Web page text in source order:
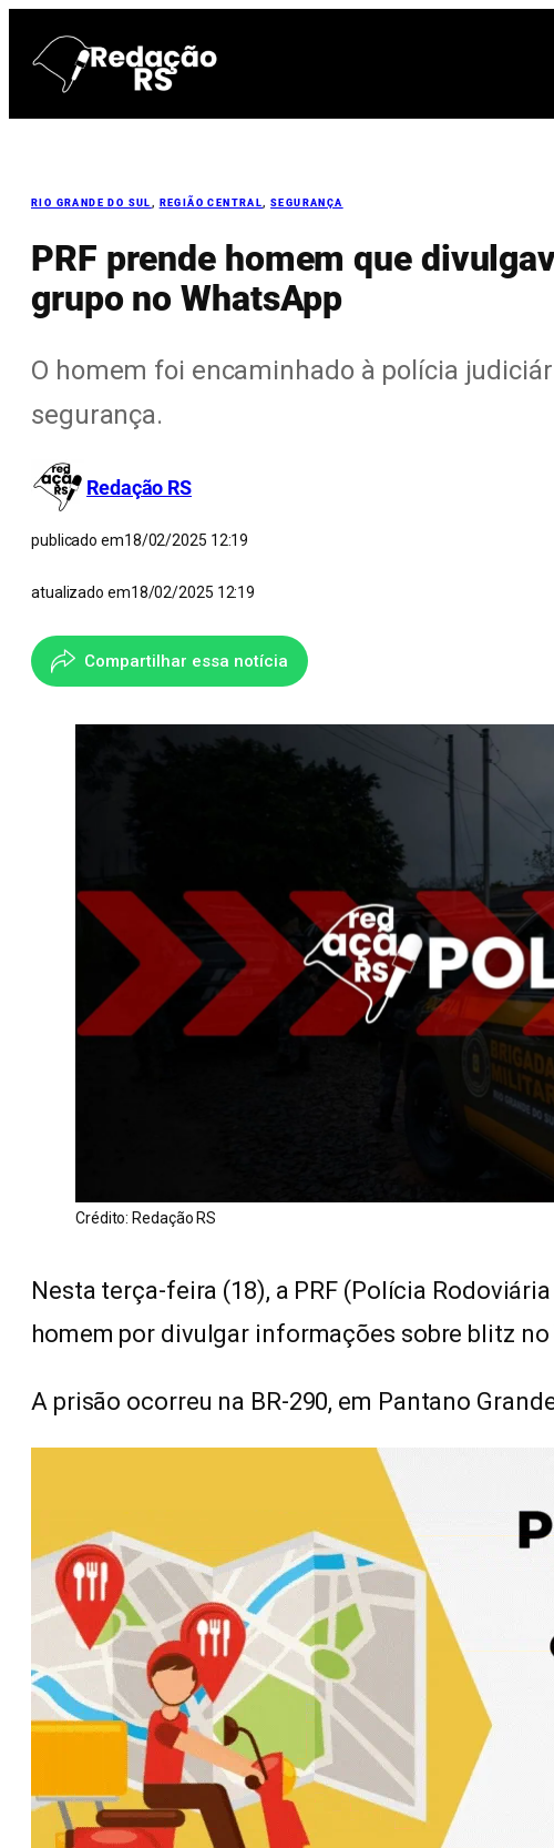
para
conteúdo
RIO GRANDE DO SUL REGIÃO CENTRAL , SEGURANÇA
PRF prende homem que
grupo no WhatsApp
O homem foi encaminhado à polícia
segurança.
Redação RS
publicado em18/02/2025 12:19
atualizado em18/02/2025 12:19
Compartilhar essa notícia
Crédito: Redação RS
Nesta terça-feira (18), a PRF (Polícia
homem por divulgar informações sobre blitz no
A prisão ocorreu na BR-290, em Pantano